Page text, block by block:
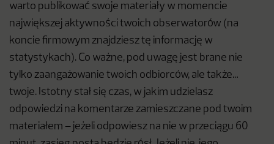
warto publikować swoje materiały w momencie
największej aktywności twoich obserwatorów (na
koncie firmowym znajdziesz tę informację w
statystykach). Co ważne, pod uwagę jest brane nie
tylko zaangażowanie twoich odbiorców, ale także…
twoje. Istotny stał się czas, w jakim udzielasz
odpowiedzi na komentarze zamieszczane pod twoim
materiałem – jeżeli odpowiesz na nie w przeciągu 60